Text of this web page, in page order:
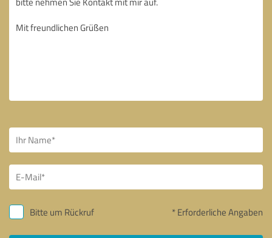
Bitte um Rückruf * Erforderliche Angaben